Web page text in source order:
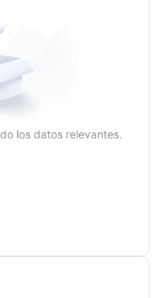
los datos relevantes.